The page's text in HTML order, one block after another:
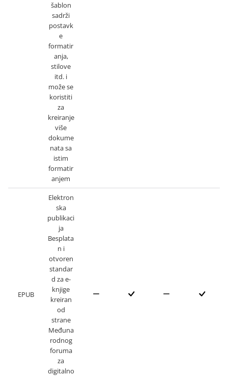
šablon
sadrži
postavk
e
formatir
anja,
stilove
itd. i
može se
koristiti
za
kreiranje
više
dokume
nata sa
istim
formatir
anjem
EPUB
Elektron
ska
publikaci
ja
Besplata
n i
otvoren
standar
d za e-
knjige
kreiran
od
strane
Međuna
rodnog
foruma
za
digitalno